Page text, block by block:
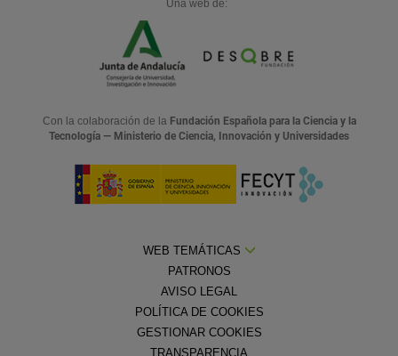
Una web de:
Con la colaboración de la Fundación Española para la Ciencia y la
Tecnología — Ministerio de Ciencia, Innovación y Universidades
WEB TEMÁTICAS
PATRONOS
AVISO LEGAL
POLÍTICA DE COOKIES
GESTIONAR COOKIES
TRANSPARENCIA